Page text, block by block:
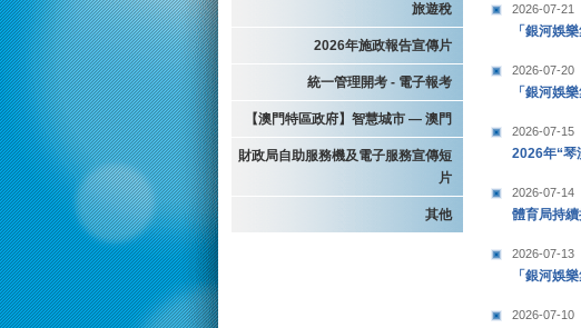
旅遊稅
2026年施政報告宣傳片
統一管理開考 - 電子報考
【澳門特區政府】智慧城市 — 澳門
財政局自助服務機及電子服務宣傳短
片
其他
2026-07-21
「銀河娛
2026-07-20
「銀河娛
2026-07-15
2026年“琴
2026-07-14
體育局持
2026-07-13
「銀河娛
2026-07-10